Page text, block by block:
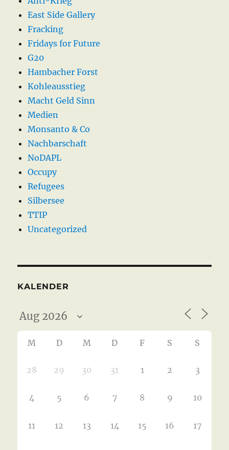
East Side Gallery
Fracking
Fridays for Future
G20
Hambacher Forst
Kohleausstieg
Macht Geld Sinn
Medien
Monsanto & Co
Nachbarschaft
NoDAPL
Occupy
Refugees
Silbersee
TTIP
Uncategorized
KALENDER
M D M D F S S
28 29 30 31 1 2 3
4 5 6 7 8 9 10
11 12 13 14 15 16 17